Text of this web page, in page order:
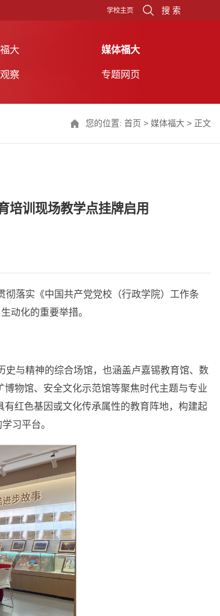
学校主页 搜 索
大 媒体福大
察 专题网页
您的位置: 首页 > 媒体福大 > 正文
培训现场教学点挂牌启用
落实《中国共产党党校（行政学院）工作条
动化的重要举措。
与精神的综合场馆，也涵盖卢嘉锡教育馆、数
物馆、安全文化示范馆等聚焦时代主题与专业
红色基因或文化传承属性的教育阵地，构建起
习平台。